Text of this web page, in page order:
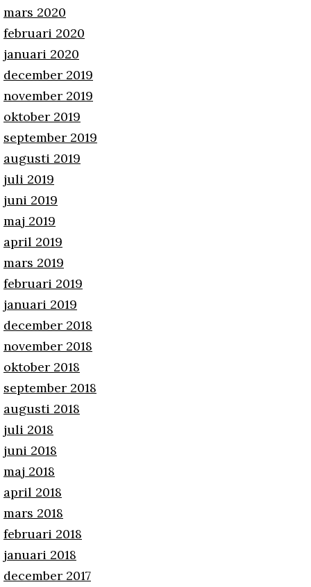
mars 2020
februari 2020
januari 2020
december 2019
november 2019
oktober 2019
september 2019
augusti 2019
juli 2019
juni 2019
maj 2019
april 2019
mars 2019
februari 2019
januari 2019
december 2018
november 2018
oktober 2018
september 2018
augusti 2018
juli 2018
juni 2018
maj 2018
april 2018
mars 2018
februari 2018
januari 2018
december 2017